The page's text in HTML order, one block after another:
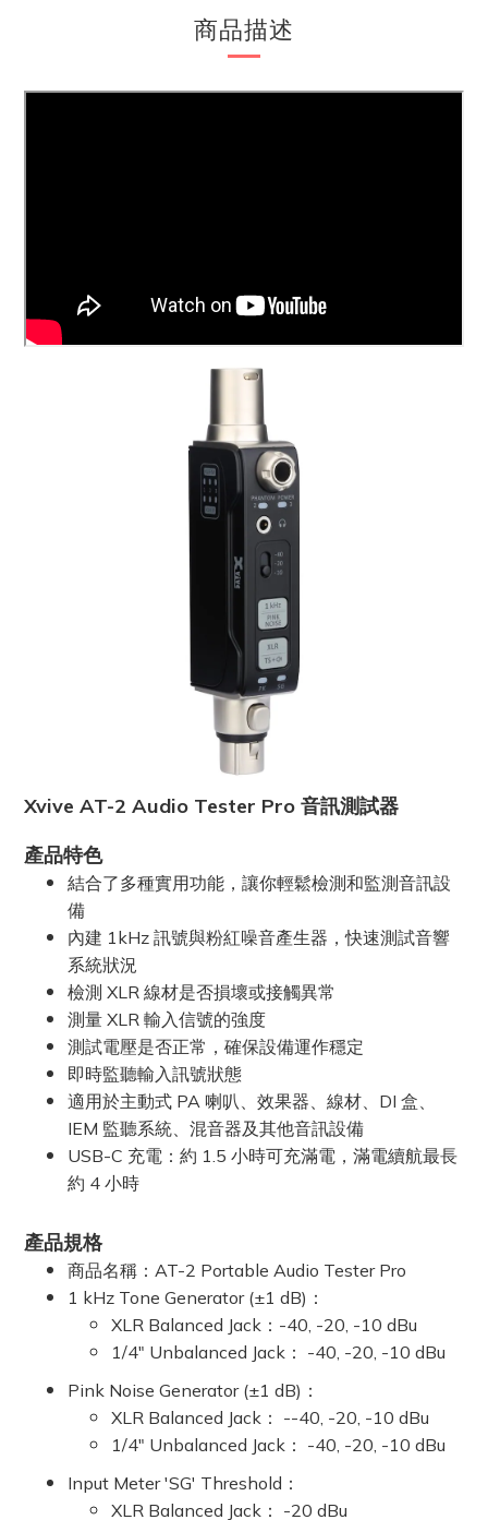
商品描述
Xvive AT-2 Audio Tester Pro 音訊測試器
產品特色
結合了多種實用功能，讓你輕鬆檢測和監測音訊設
備
內建 1kHz 訊號與粉紅噪音產生器，快速測試音響
系統狀況
檢測 XLR 線材是否損壞或接觸異常
測量 XLR 輸入信號的強度
測試電壓是否正常，確保設備運作穩定
即時監聽輸入訊號狀態
適用於主動式 PA 喇叭、效果器、線材、DI 盒、
IEM 監聽系統、混音器及其他音訊設備
USB-C 充電：約 1.5 小時可充滿電，滿電續航最長
約 4 小時
產品規格
商品名稱：AT-2 Portable Audio Tester Pro
1 kHz Tone Generator (±1 dB)：
XLR Balanced Jack：-40, -20, -10 dBu
1/4" Unbalanced Jack： -40, -20, -10 dBu
Pink Noise Generator (±1 dB)：
XLR Balanced Jack： --40, -20, -10 dBu
1/4" Unbalanced Jack： -40, -20, -10 dBu
Input Meter 'SG' Threshold：
XLR Balanced Jack： -20 dBu